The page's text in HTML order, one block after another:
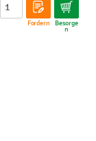
Fordern Besorge
n